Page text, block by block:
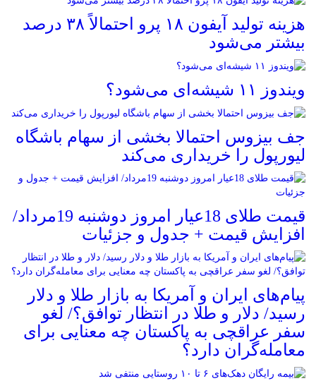
هزینه تولید آیفون ۱۸ پرو احتمالاً ۳۸ درصد
بیشتر می‌شود
ویندوز ۱۱ شیشه‌ای می‌شود؟
جف بیزوس احتمالا بخشی از سهام باشگاه
لیورپول را خریداری می‌کند
قیمت طلای 18عیار امروز دوشنبه 19مرداد/
افزایش قیمت + جدول و جزئیات
پیام‌های ایران و آمریکا به بازار طلا و دلار
رسید/ دلار و طلا در انتظار توافق؟/ لغو
سفر عراقچی به پاکستان چه معنایی برای
معامله‌گران دارد؟